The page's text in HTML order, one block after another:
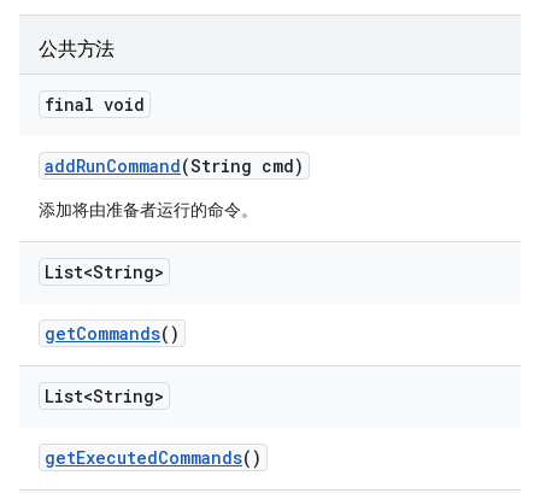
公共方法
final void
addRunCommand(String cmd)
添加将由准备者运行的命令。
List<String>
getCommands()
List<String>
getExecutedCommands()